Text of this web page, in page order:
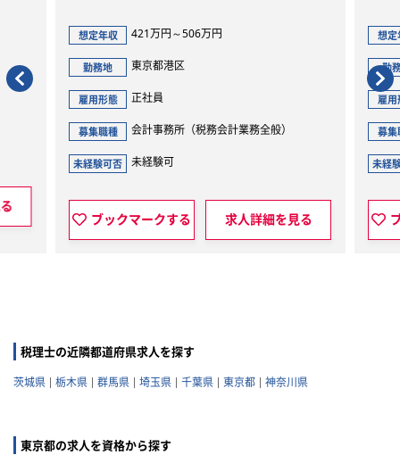
想定年収 421万円～506万円
勤務地 東京都港区
雇用形態 正社員
募集職種 会計事務所（税務会計業務全般）
未経験可否 未経験可
ブックマークする 求人詳細を見る
想定
勤
雇用
募集
未経
税理士の近隣都道府県求人を探す
茨城県 栃木県 群馬県 埼玉県 千葉県 東京都 神奈川県
東京都の求人を資格から探す